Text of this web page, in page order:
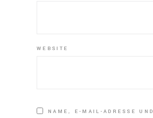
WEBSITE
NAME, E-MAIL-ADRESSE UND